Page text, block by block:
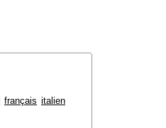
français italien